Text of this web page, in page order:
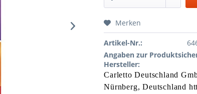
Merken
Artikel-Nr.:
Angaben zur
Hersteller:
Carletto Deutschland
Nürnberg,Deutschland